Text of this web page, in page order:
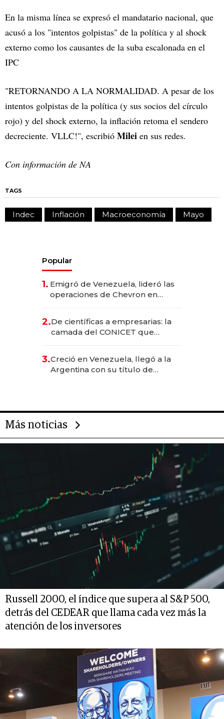
En la misma línea se expresó el mandatario nacional, que
acusó a los "intentos golpistas" de la política y al shock
externo como los causantes de la suba escalonada en el
IPC
"RETORNANDO A LA NORMALIDAD. A pesar de los
intentos golpistas de la política (y sus socios del círculo
rojo) y del shock externo, la inflación retoma el sendero
decreciente. VLLC!", escribió Milei en sus redes.
Con información de NA
TAGS
Indec Inflación Macroeconomía Mayo
Popular
1. Emigró de Venezuela, lideró las
operaciones de Chevron en
2.De científicas a empresarias: la
camada del CONICET que
3.Creció en Venezuela, llegó a la
Argentina con su título de
Más noticias
Russell 2000, el índice que supera al S&P 500,
detrás del CEDEAR que llama cada vez más la
atención de los inversores